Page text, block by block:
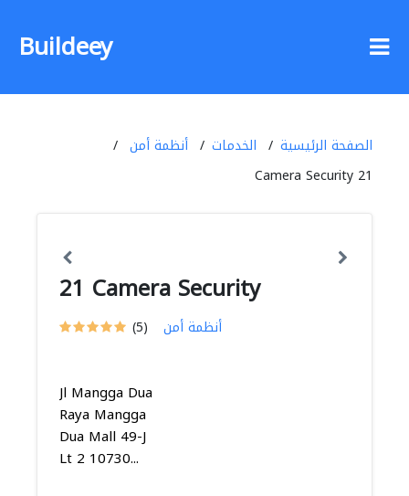
Buildeey
الصفحة الرئيسية الخدمات
أنظمة أمن
21 Camera Security
21 Camera Security
(5) أنظمة أمن
Jl Mangga Dua
Raya Mangga
Dua Mall 49-J
Lt 2 10730...